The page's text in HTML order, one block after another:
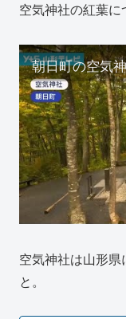
空気神社の紅葉に
朝日町の空気
空気神社は山形
と。